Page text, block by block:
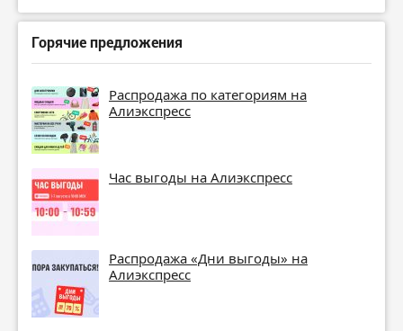
Горячие предложения
Распродажа по категориям на
Алиэкспресс
Час выгоды на Алиэкспресс
Распродажа «Дни выгоды» на
Алиэкспресс